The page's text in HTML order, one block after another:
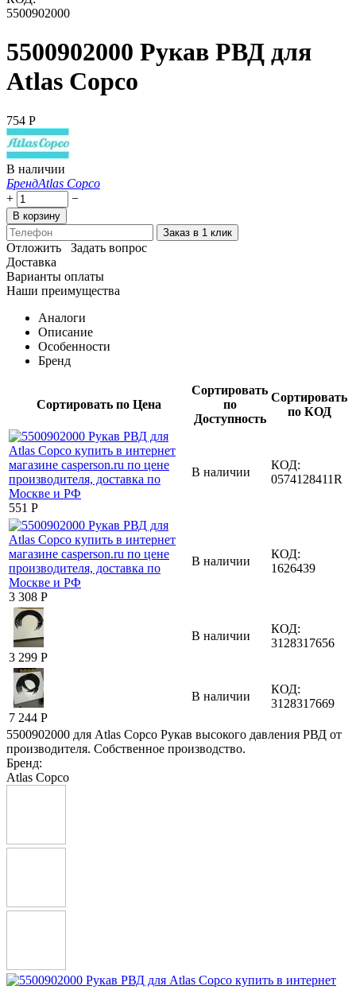
5500902000
5500902000 Рукав РВД для
Atlas Copco
‍754‍ Р
В наличии
БрендAtlas Copco
+
−
В корзину
Заказ в 1 клик
Отложить
Задать вопрос
Доставка
Варианты оплаты
Наши преимущества
Аналоги
Описание
Особенности
Бренд
Сортировать по Цена
Сортировать
по
Доступность
Сортировать
по КОД
‍551‍ Р
В наличии
КОД:
0574128411R
3 308 Р
В наличии
КОД:
1626439
3 299 Р
В наличии
КОД:
3128317656
7 244 Р
В наличии
КОД:
3128317669
5500902000 для Atlas Copco Рукав высокого давления РВД от
производителя. Собственное производство.
Бренд:
Atlas Copco